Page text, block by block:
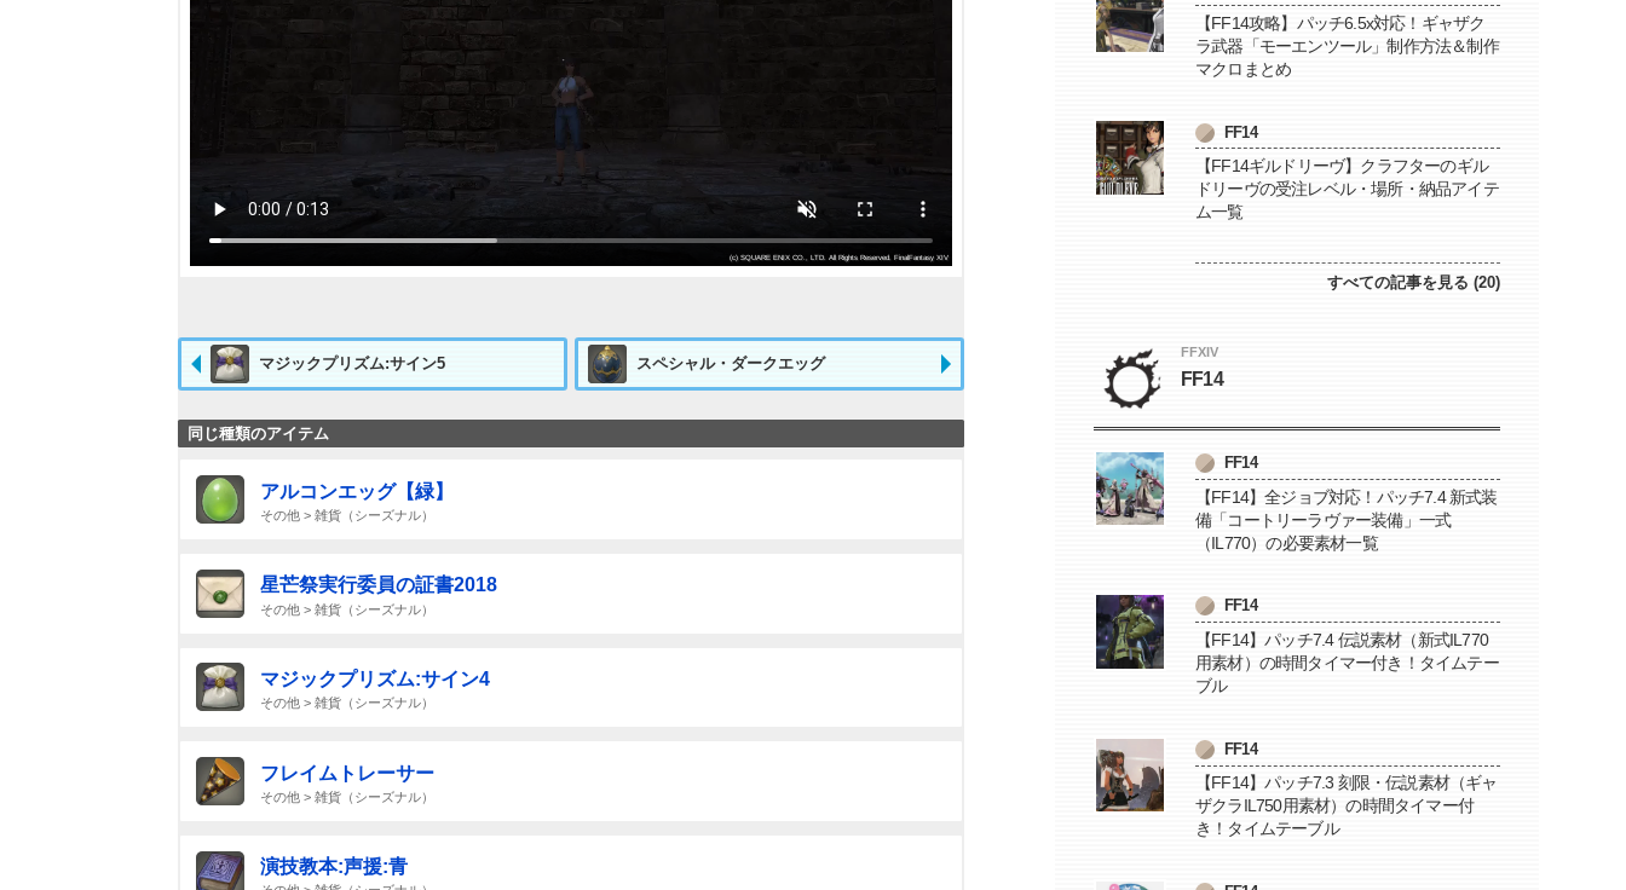
マジックプリズム:サイン5 スペシャル・ダークエッグ
同じ種類のアイテム
アルコンエッグ【緑】
その他 > 雑貨（シーズナル）
星芒祭実行委員の証書2018
その他 > 雑貨（シーズナル）
マジックプリズム:サイン4
その他 > 雑貨（シーズナル）
フレイムトレーサー
その他 > 雑貨（シーズナル）
演技教本:声援:青
【FF14攻略】パッチ6.5x対応！ギャザク
ラ武器「モーエンツール」制作方法＆制作
マクロまとめ
FF14
【FF14ギルドリーヴ】クラフターのギル
ドリーヴの受注レベル・場所・納品アイテ
ム一覧
すべての記事を見る (20)
FFXIV
FF14
FF14
【FF14】全ジョブ対応！パッチ7.4 新式装
備「コートリーラヴァー装備」一式
（IL770）の必要素材一覧
FF14
【FF14】パッチ7.4 伝説素材（新式IL770
用素材）の時間タイマー付き！タイムテー
ブル
FF14
【FF14】パッチ7.3 刻限・伝説素材（ギャ
ザクラIL750用素材）の時間タイマー付
き！タイムテーブル